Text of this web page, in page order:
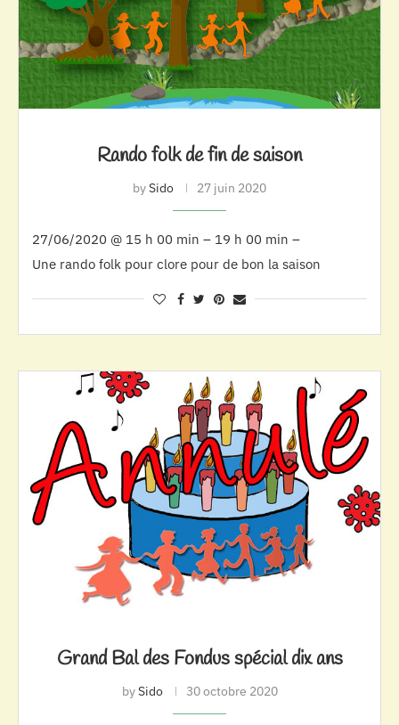
Rando folk de fin de saison
bySido 27 juin 2020
27/06/2020 @ 15 h 00 min – 19 h 00 min –
Une rando folk pour clore pour de bon la saison
Grand Bal des Fondus spécial dix ans
bySido 30 octobre 2020